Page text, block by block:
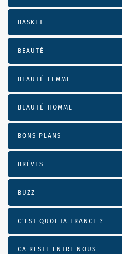
BASKET
BEAUTÉ
BEAUTÉ-FEMME
BEAUTÉ-HOMME
BONS PLANS
BRÈVES
BUZZ
C'EST QUOI TA FRANCE ?
CA RESTE ENTRE NOUS